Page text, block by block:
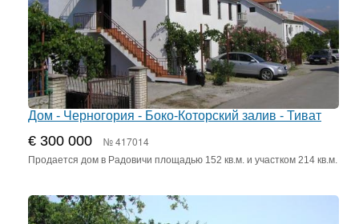
Дом - Черногория - Боко-Которский залив - Тиват
€ 300 000 № 417014
Продается дом в Радовичи площадью 152 кв.м. и участком 214 кв.м.